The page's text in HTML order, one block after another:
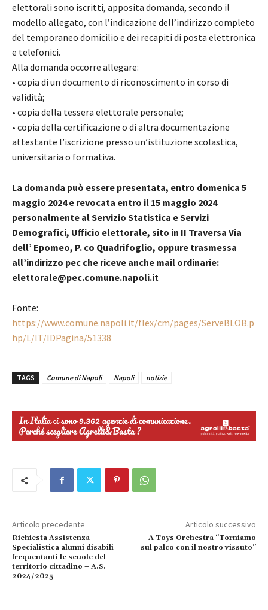
elettorali sono iscritti, apposita domanda, secondo il
modello allegato, con l’indicazione dell’indirizzo completo
del temporaneo domicilio e dei recapiti di posta elettronica
e telefonici.
Alla domanda occorre allegare:
• copia di un documento di riconoscimento in corso di
validità;
• copia della tessera elettorale personale;
• copia della certificazione o di altra documentazione
attestante l’iscrizione presso un’istituzione scolastica,
universitaria o formativa.
La domanda può essere presentata, entro domenica 5
maggio 2024 e revocata entro il 15 maggio 2024
personalmente al Servizio Statistica e Servizi
Demografici, Ufficio elettorale, sito in II Traversa Via
dell’ Epomeo, P. co Quadrifoglio, oppure trasmessa
all’indirizzo pec che riceve anche mail ordinarie:
elettorale@pec.comune.napoli.it
Fonte:
https://www.comune.napoli.it/flex/cm/pages/ServeBLOB.p
hp/L/IT/IDPagina/51338
TAGS Comune di Napoli Napoli notizie
Articolo precedente
Richiesta Assistenza
Specialistica alunni disabili
frequentanti le scuole del
territorio cittadino – A.S.
2024/2025
Articolo successivo
A Toys Orchestra “Torniamo
sul palco con il nostro vissuto”